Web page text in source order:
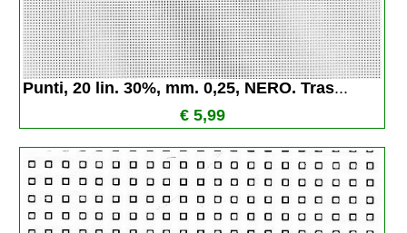
Punti, 20 lin. 30%, mm. 0,25, NERO. Tras...
€ 5,99